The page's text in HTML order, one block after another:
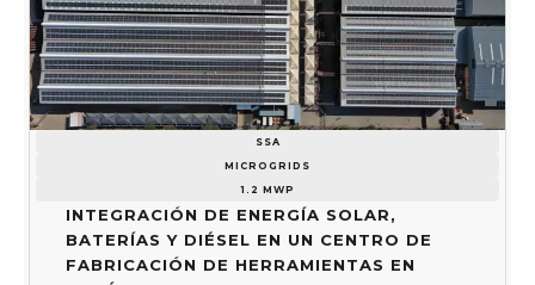
SSA
MICROGRIDS
1.2 MWP
Integración de energía solar,
baterías y diésel en un centro de
fabricación de herramientas en